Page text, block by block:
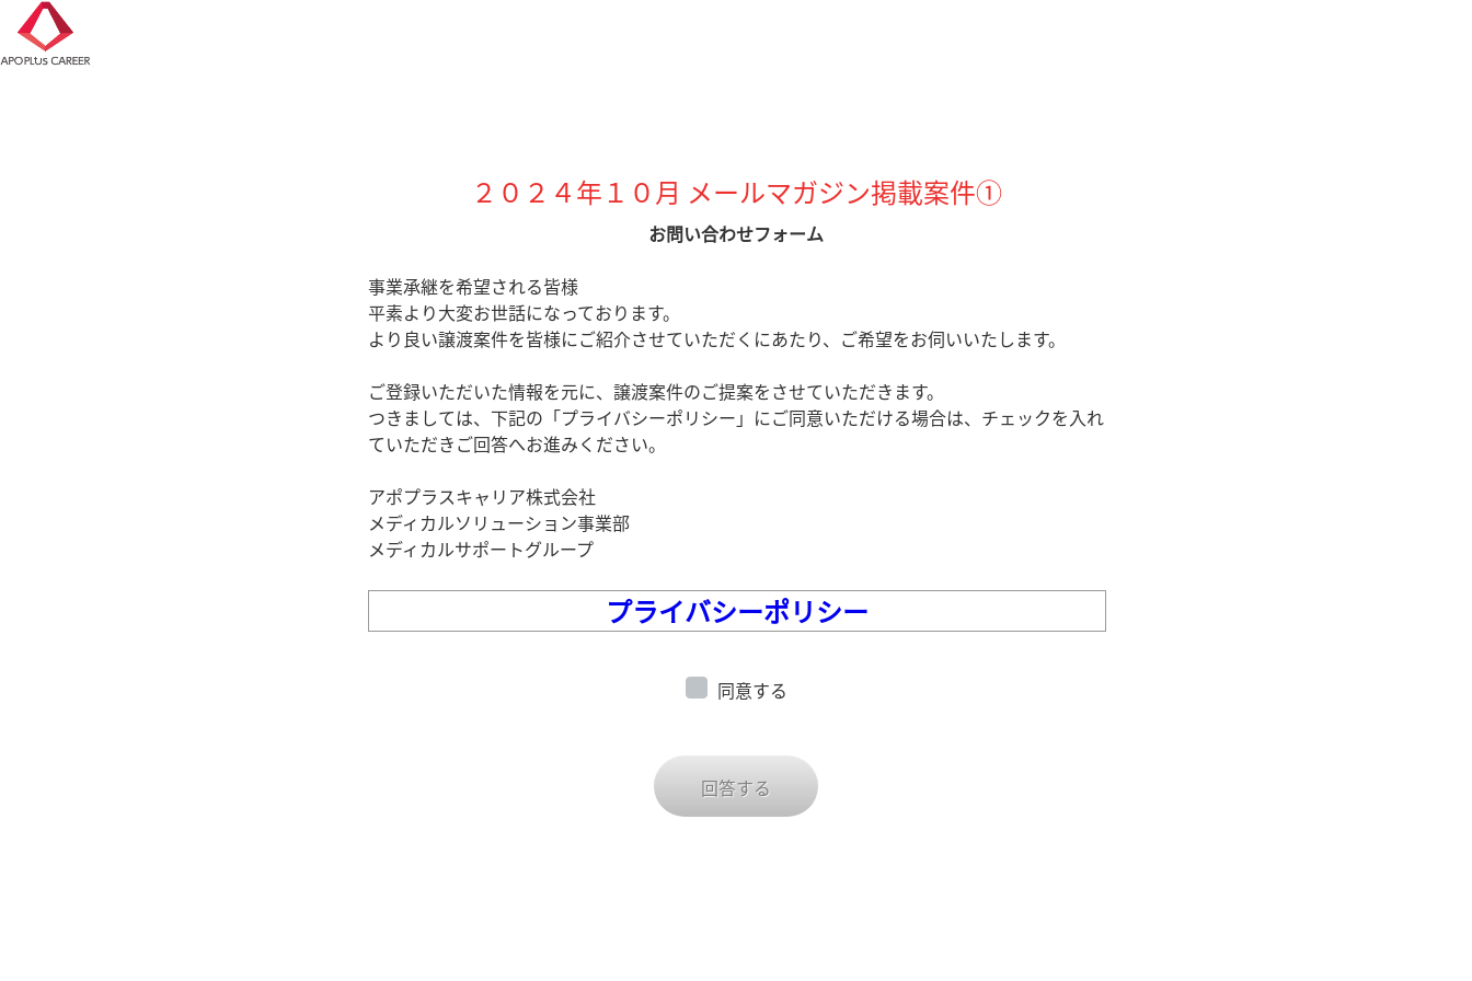
２０２４年１０月 メールマガジン掲載案件①
お問い合わせフォーム
事業承継を希望される皆様
平素より大変お世話になっております。
より良い譲渡案件を皆様にご紹介させていただくにあたり、ご希望をお伺いいたします。
ご登録いただいた情報を元に、譲渡案件のご提案をさせていただきます。
つきましては、下記の「プライバシーポリシー」にご同意いただける場合は、チェックを入れ
ていただきご回答へお進みください。
アポプラスキャリア株式会社
メディカルソリューション事業部
メディカルサポートグループ
プライバシーポリシー
同意する
回答する